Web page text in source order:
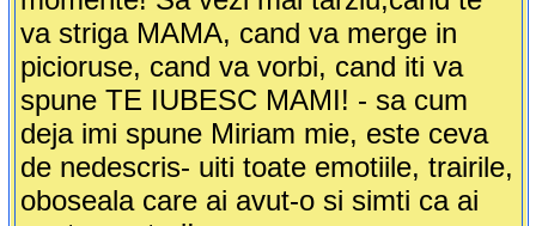
va striga MAMA, cand va merge in
picioruse, cand va vorbi, cand iti va
spune TE IUBESC MAMI! - sa cum
deja imi spune Miriam mie, este ceva
de nedescris- uiti toate emotiile, trairile,
oboseala care ai avut-o si simti ca ai